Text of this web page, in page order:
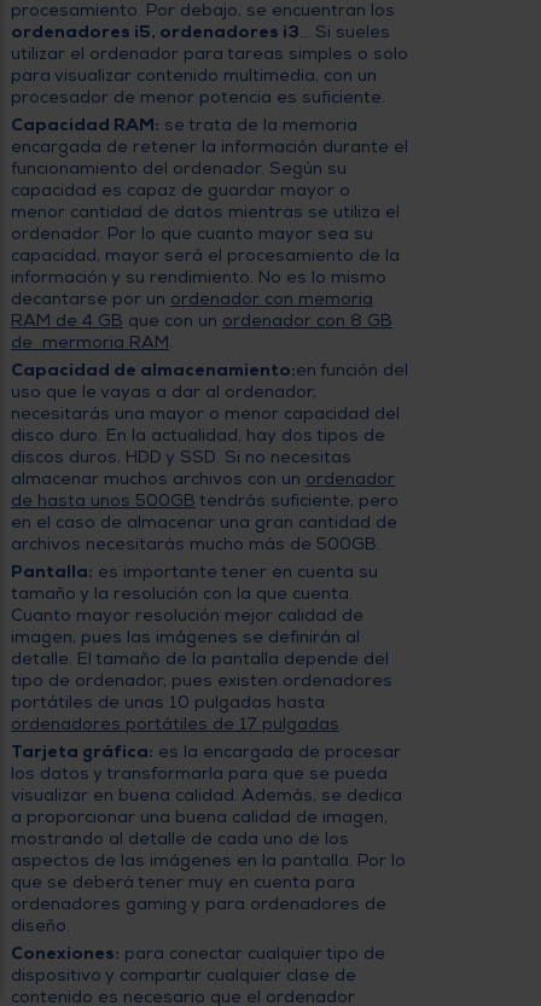
procesamiento. Por debajo, se encuentran los
ordenadores i5, ordenadores i3… Si sueles
utilizar el ordenador para tareas simples o solo
para visualizar contenido multimedia, con un
procesador de menor potencia es suficiente.
Capacidad RAM: se trata de la memoria
encargada de retener la información durante el
funcionamiento del ordenador. Según su
capacidad es capaz de guardar mayor o
menor cantidad de datos mientras se utiliza el
ordenador. Por lo que cuanto mayor sea su
capacidad, mayor será el procesamiento de la
información y su rendimiento. No es lo mismo
decantarse por un ordenador con memoria
RAM de 4 GB que con un ordenador con 8 GB
de mermoria RAM.
Capacidad de almacenamiento:en función del
uso que le vayas a dar al ordenador,
necesitarás una mayor o menor capacidad del
disco duro. En la actualidad, hay dos tipos de
discos duros, HDD y SSD. Si no necesitas
almacenar muchos archivos con un ordenador
de hasta unos 500GB tendrás suficiente, pero
en el caso de almacenar una gran cantidad de
archivos necesitarás mucho más de 500GB.
Pantalla: es importante tener en cuenta su
tamaño y la resolución con la que cuenta.
Cuanto mayor resolución mejor calidad de
imagen, pues las imágenes se definirán al
detalle. El tamaño de la pantalla depende del
tipo de ordenador, pues existen ordenadores
portátiles de unas 10 pulgadas hasta
ordenadores portátiles de 17 pulgadas.
Tarjeta gráfica: es la encargada de procesar
los datos y transformarla para que se pueda
visualizar en buena calidad. Además, se dedica
a proporcionar una buena calidad de imagen,
mostrando al detalle de cada uno de los
aspectos de las imágenes en la pantalla. Por lo
que se deberá tener muy en cuenta para
ordenadores gaming y para ordenadores de
diseño.
Conexiones: para conectar cualquier tipo de
dispositivo y compartir cualquier clase de
contenido es necesario que el ordenador